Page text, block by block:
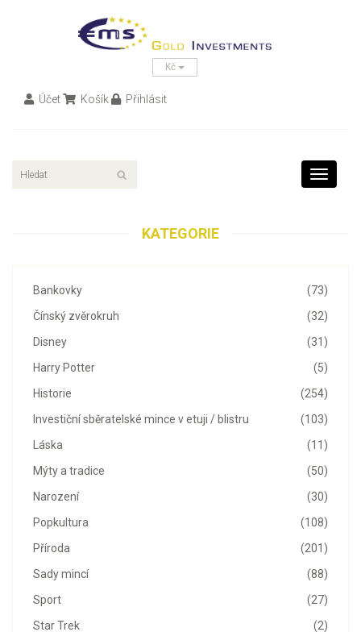
Kč
Účet Košík Přihlásit
Toggle
KATEGORIE
(73)
Bankovky
(32)
Čínský zvěrokruh
(31)
Disney
(5)
Harry Potter
(254)
Historie
(103)
Investiční sběratelské mince v etuji / blistru
(11)
Láska
(50)
Mýty a tradice
(30)
Narození
(108)
Popkultura
(201)
Příroda
(88)
Sady mincí
(27)
Sport
(2)
Star Trek